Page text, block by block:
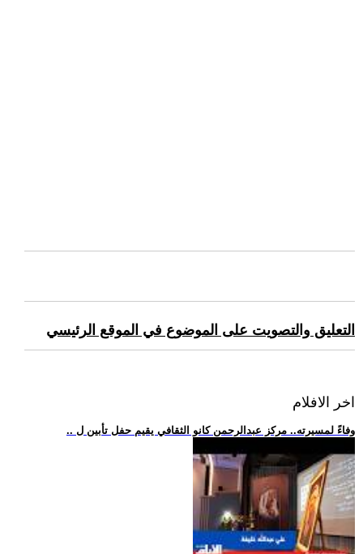
التعليق والتصويت على الموضوع في الموقع الرئيسي
اخر الافلام
.. وفاءً لمسيرته.. مركز عبدالرحمن كانو الثقافي يقيم حفل تأبين ل